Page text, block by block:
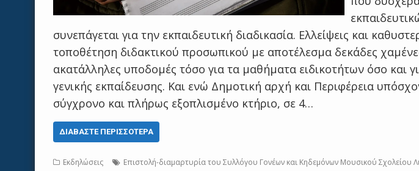
συνεπάγεται για την εκπαιδευτική διαδικασία. Ελλείψεις και
τοποθέτηση διδακτικού προσωπικού με αποτέλεσμα δεκάδες
ακατάλληλες υποδομές τόσο για τα μαθήματα ειδικοτήτων όσο και
γενικής εκπαίδευσης. Και ενώ Δημοτική αρχή και Περιφέρεια
σύγχρονο και πλήρως εξοπλισμένο κτήριο, σε 4…
ΔΙΑΒΆΣΤΕ ΠΕΡΙΣΣΌΤΕΡΑ
Εκδηλώσεις Επιστολή-διαμαρτυρία του Συλλόγου Γονέων και Κηδεμόνων Μουσικού Σχολείου